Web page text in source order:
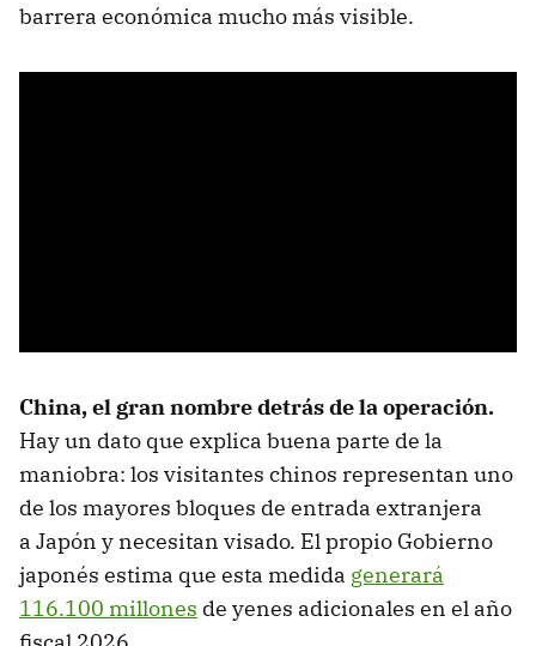
barrera económica mucho más visible.
China, el gran nombre detrás de la operación.
Hay un dato que explica buena parte de la
maniobra: los visitantes chinos representan uno
de los mayores bloques de entrada extranjera
a Japón y necesitan visado. El propio Gobierno
japonés estima que esta medida generará
116.100 millones de yenes adicionales en el año